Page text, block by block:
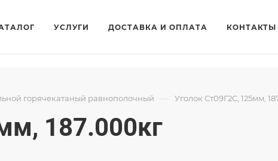
УСЛУГИ ДОСТАВКА И ОПЛАТА КОНТАКТЫ
горячекатаный равнополочный — Уголок Ст09Г2С, 125мм,
187.000кг